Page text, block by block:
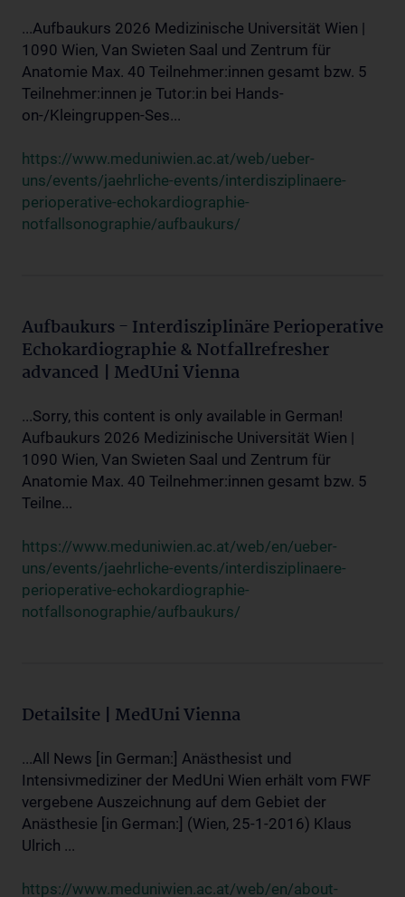
...Aufbaukurs 2026 Medizinische Universität Wien |
1090 Wien, Van Swieten Saal und Zentrum für
Anatomie Max. 40 Teilnehmer:innen gesamt bzw. 5
Teilnehmer:innen je Tutor:in bei Hands-
on-/Kleingruppen-Ses...
https://www.meduniwien.ac.at/web/ueber-
uns/events/jaehrliche-events/interdisziplinaere-
perioperative-echokardiographie-
notfallsonographie/aufbaukurs/
Aufbaukurs - Interdisziplinäre Perioperative
Echokardiographie & Notfallrefresher
advanced | MedUni Vienna
...Sorry, this content is only available in German!
Aufbaukurs 2026 Medizinische Universität Wien |
1090 Wien, Van Swieten Saal und Zentrum für
Anatomie Max. 40 Teilnehmer:innen gesamt bzw. 5
Teilne...
https://www.meduniwien.ac.at/web/en/ueber-
uns/events/jaehrliche-events/interdisziplinaere-
perioperative-echokardiographie-
notfallsonographie/aufbaukurs/
Detailsite | MedUni Vienna
...All News [in German:] Anästhesist und
Intensivmediziner der MedUni Wien erhält vom FWF
vergebene Auszeichnung auf dem Gebiet der
Anästhesie [in German:] (Wien, 25-1-2016) Klaus
Ulrich ...
https://www.meduniwien.ac.at/web/en/about-